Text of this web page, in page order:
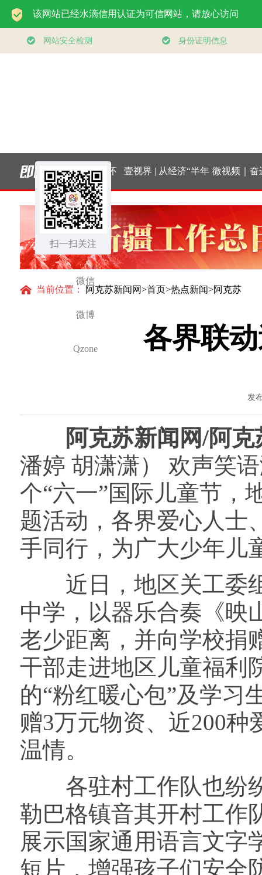
扫一扫关注
微信
微博
Qzone
总书记的人民情怀
｜“扎扎实实建设现
代化产业体系”
壹视界 | 从经济“半年
报”，看“十五五”稳健
开局
微视频｜奋进开
实干挑大梁
当前位置： 阿克苏新闻网>首页>热点新闻>阿克苏
各界联
发
阿克苏新闻网/阿
潘婷 胡潇潇） 欢声笑
个“六一”国际儿童节，
题活动，各界爱心人士
手同行，为广大少年儿
近日，地区关工委组
中学，以器乐合奏《映
老少距离，并向学校捐
干部走进地区儿童福利
的“粉红暖心包”及学习
赠3万元物资、近200
温情。
各驻村工作队也纷纷
勒巴格镇音其开村工作
展示国家通用语言文字
短片，增强孩子们安全